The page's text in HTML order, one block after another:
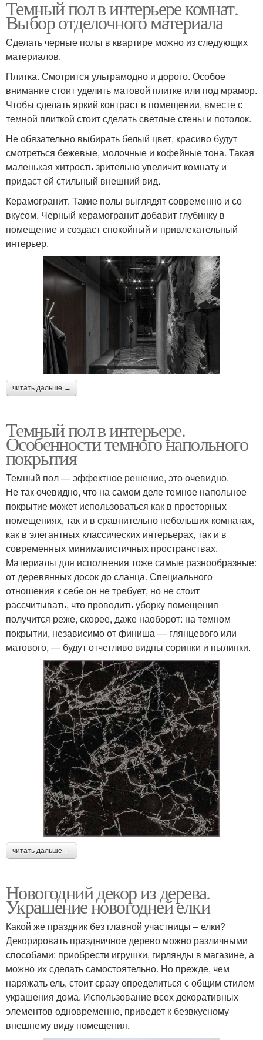
Темный пол в интерьере комнат.
Выбор отделочного материала
Сделать черные полы в квартире можно из следующих
материалов.
Плитка. Смотрится ультрамодно и дорого. Особое
внимание стоит уделить матовой плитке или под мрамор.
Чтобы сделать яркий контраст в помещении, вместе с
темной плиткой стоит сделать светлые стены и потолок.
Не обязательно выбирать белый цвет, красиво будут
смотреться бежевые, молочные и кофейные тона. Такая
маленькая хитрость зрительно увеличит комнату и
придаст ей стильный внешний вид.
Керамогранит. Такие полы выглядят современно и со
вкусом. Черный керамогранит добавит глубинку в
помещение и создаст спокойный и привлекательный
интерьер.
читать дальше →
Темный пол в интерьере.
Особенности темного напольного
покрытия
Темный пол — эффектное решение, это очевидно.
Не так очевидно, что на самом деле темное напольное
покрытие может использоваться как в просторных
помещениях, так и в сравнительно небольших комнатах,
как в элегантных классических интерьерах, так и в
современных минималистичных пространствах.
Материалы для исполнения тоже самые разнообразные:
от деревянных досок до сланца. Специального
отношения к себе он не требует, но не стоит
рассчитывать, что проводить уборку помещения
получится реже, скорее, даже наоборот: на темном
покрытии, независимо от финиша — глянцевого или
матового, — будут отчетливо видны соринки и пылинки.
читать дальше →
Новогодний декор из дерева.
Украшение новогодней елки
Какой же праздник без главной участницы – елки?
Декорировать праздничное дерево можно различными
способами: приобрести игрушки, гирлянды в магазине, а
можно их сделать самостоятельно. Но прежде, чем
наряжать ель, стоит сразу определиться с общим стилем
украшения дома. Использование всех декоративных
элементов одновременно, приведет к безвкусному
внешнему виду помещения.